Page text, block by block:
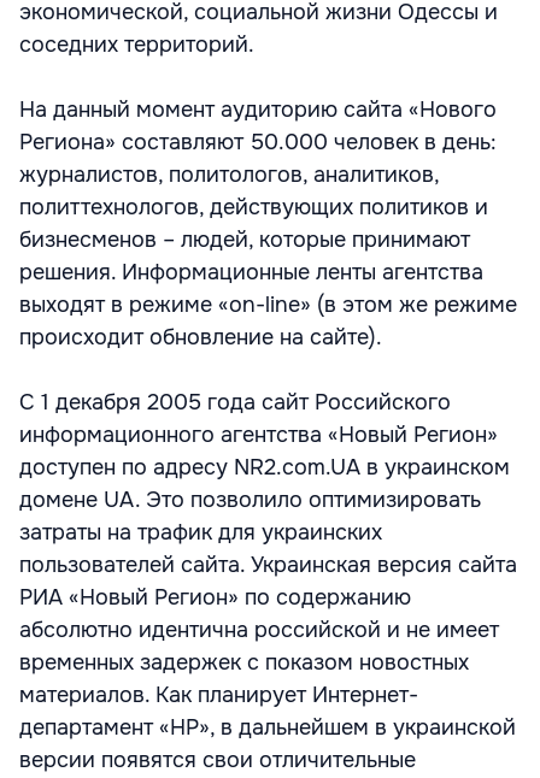
экономической, социальной жизни Одессы и
соседних территорий.
На данный момент аудиторию сайта «Нового
Региона» составляют 50.000 человек в день:
журналистов, политологов, аналитиков,
политтехнологов, действующих политиков и
бизнесменов – людей, которые принимают
решения. Информационные ленты агентства
выходят в режиме «on-line» (в этом же режиме
происходит обновление на сайте).
С 1 декабря 2005 года сайт Российского
информационного агентства «Новый Регион»
доступен по адресу NR2.com.UA в украинском
домене UA. Это позволило оптимизировать
затраты на трафик для украинских
пользователей сайта. Украинская версия сайта
РИА «Новый Регион» по содержанию
абсолютно идентична российской и не имеет
временных задержек с показом новостных
материалов. Как планирует Интернет-
департамент «НР», в дальнейшем в украинской
версии появятся свои отличительные